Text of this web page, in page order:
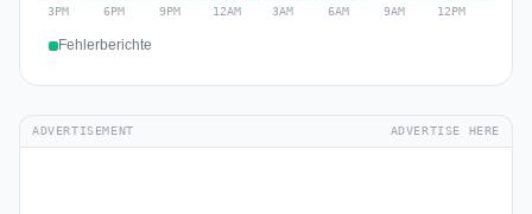
Fehlerberichte
ADVERTISEMENT ADVERTISE HERE